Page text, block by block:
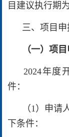
目建议执行期
三、项目
（一）项
2024年度
件：
（1）申
下条件：